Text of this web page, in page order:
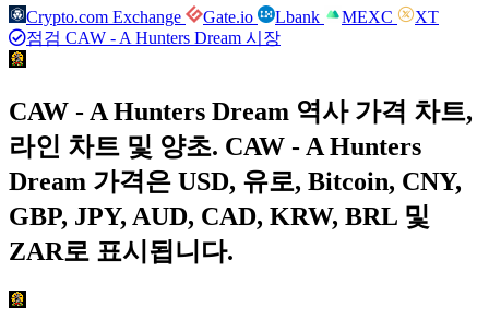
Crypto.com Exchange Gate.io Lbank MEXC
XT
점검 CAW - A Hunters Dream 시장
CAW - A Hunters Dream 역사 가격 차트,
라인 차트 및 양초. CAW - A Hunters
Dream 가격은 USD, 유로, Bitcoin, CNY,
GBP, JPY, AUD, CAD, KRW, BRL 및
ZAR로 표시됩니다.